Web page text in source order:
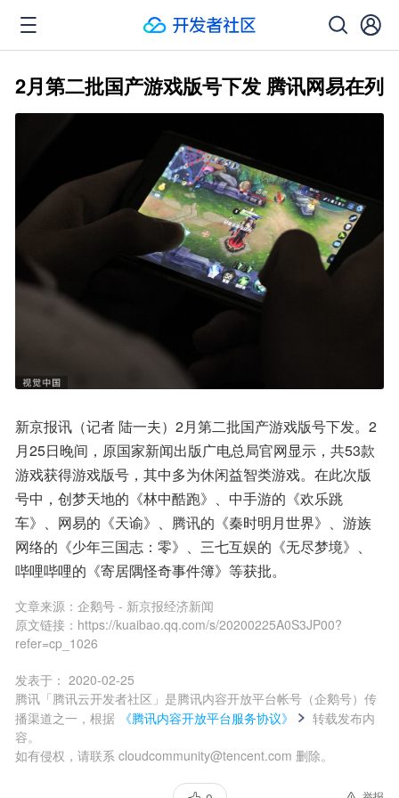
2月第二批国产游戏版号下发 腾讯网易在列
新京报讯（记者 陆一夫）2月第二批国产游戏版号下发。2
月25日晚间，原国家新闻出版广电总局官网显示，共53款
游戏获得游戏版号，其中多为休闲益智类游戏。在此次版
号中，创梦天地的《林中酷跑》、中手游的《欢乐跳
车》、网易的《天谕》、腾讯的《秦时明月世界》、游族
网络的《少年三国志：零》、三七互娱的《无尽梦境》、
哔哩哔哩的《寄居隅怪奇事件簿》等获批。
文章来源： 企鹅号 - 新京报经济新闻
原文链接： https://kuaibao.qq.com/s/20200225A0S3JP00?
refer=cp_1026
发表于： 2020-02-25
腾讯「腾讯云开发者社区」是腾讯内容开放平台帐号（企鹅号）传
播渠道之一，根据
《腾讯内容开放平台服务协议》
转载发布内
容。
如有侵权，请联系 cloudcommunity@tencent.com 删除。